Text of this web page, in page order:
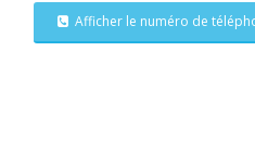
Afficher le numéro de